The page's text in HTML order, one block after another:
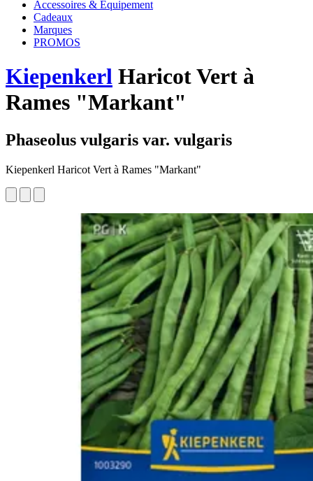
Accessoires & Équipement
Cadeaux
Marques
PROMOS
Kiepenkerl Haricot Vert à
Rames "Markant"
Phaseolus vulgaris var. vulgaris
Kiepenkerl Haricot Vert à Rames "Markant"